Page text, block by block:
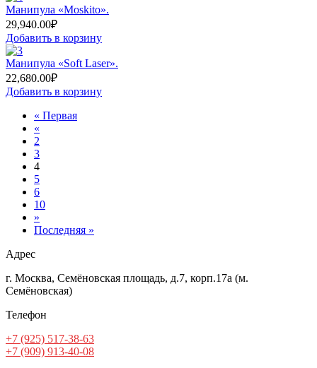
Манипула «Moskito».
29,940.00₽
Добавить в корзину
Манипула «Soft Laser».
22,680.00₽
Добавить в корзину
« Первая
«
2
3
4
5
6
10
»
Последняя »
Адрес
г. Москва, Семёновская площадь, д.7, корп.17а (м.
Семёновская)
Телефон
+7 (925) 517-38-63
+7 (909) 913-40-08